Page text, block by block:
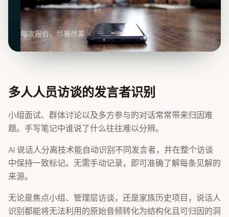
每次报价，尽善尽美
多人人员访谈的发言者识别
小组面试、群体讨论以及多方参与的对话常常带来归因难
题。手写笔记中谁说了什么往往难以分辨。
AI 说话人分离技术能自动识别不同发言者，并在整个访谈
中保持一致标记。无需手动记录，即可准确了解每条见解的
来源。
无论是焦点小组、管理层访谈，还是家族历史项目，说话人
识别都能将无法利用的原始音频转化为结构化且可归因的洞